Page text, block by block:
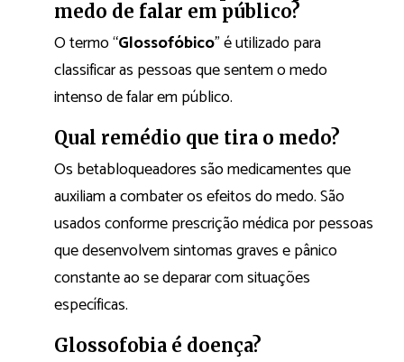
medo de falar em público?
O termo “Glossofóbico” é utilizado para
classificar as pessoas que sentem o medo
intenso de falar em público.
Qual remédio que tira o medo?
Os betabloqueadores são medicamentes que
auxiliam a combater os efeitos do medo. São
usados conforme prescrição médica por pessoas
que desenvolvem sintomas graves e pânico
constante ao se deparar com situações
específicas.
Glossofobia é doença?